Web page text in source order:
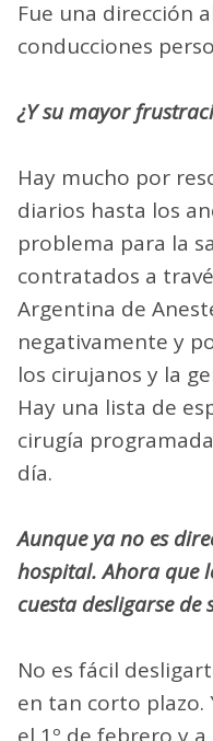
Fue una dirección
conducciones
¿Y su mayor
Hay mucho por
diarios hasta los
problema para la
contratados a
Argentina de
negativamente y
los cirujanos y la
Hay una lista de
cirugía
día.
Aunque ya no es
hospital. Ahora que
cuesta desligarse
No es fácil
en tan corto plazo.